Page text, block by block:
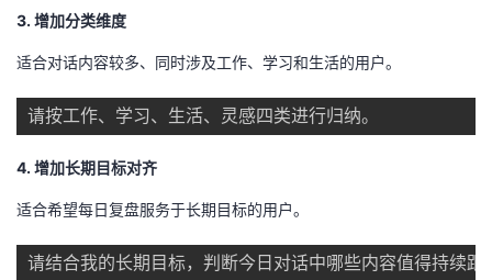
3. 增加分类维度
适合对话内容较多、同时涉及工作、学习和生活的用户。
4. 增加长期目标对齐
适合希望每日复盘服务于长期目标的用户。